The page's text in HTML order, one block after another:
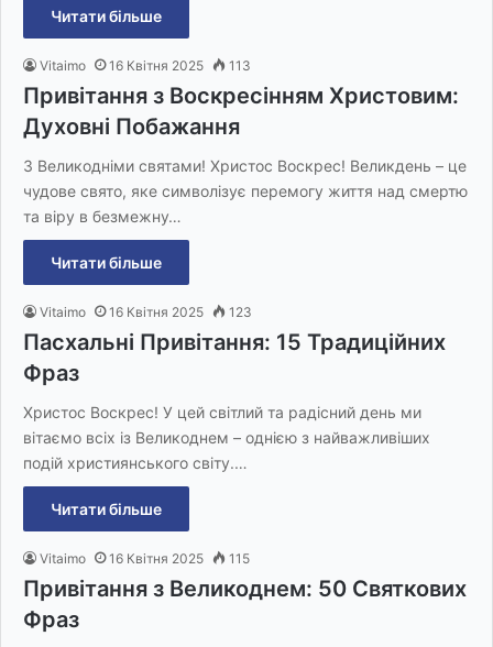
Читати більше
Vitaimo 16 Квітня 2025 113
Привітання з Воскресінням Христовим:
Духовні Побажання
З Великодніми святами! Христос Воскрес! Великдень – це
чудове свято, яке символізує перемогу життя над смертю
та віру в безмежну…
Читати більше
Vitaimo 16 Квітня 2025 123
Пасхальні Привітання: 15 Традиційних
Фраз
Христос Воскрес! У цей світлий та радісний день ми
вітаємо всіх із Великоднем – однією з найважливіших
подій християнського світу.…
Читати більше
Vitaimo 16 Квітня 2025 115
Привітання з Великоднем: 50 Святкових
Фраз